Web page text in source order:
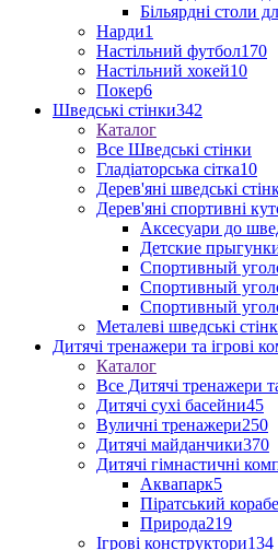
Більярдні столи
Нарди1
Настільний футбол170
Настільний хокей10
Покер6
Шведські стінки342
Каталог
Все Шведські стінки
Гладіаторська сітка10
Дерев'яні шведські
Дерев'яні спортивні
Аксесуари до
Детские
Спортивный
Спортивный
Спортивный
Металеві шведські
Дитячі тренажери та ігрові
Каталог
Все Дитячі тренажери
Дитячі сухі басейни45
Вуличні тренажери250
Дитячі майданчики370
Дитячі гімнастичні
Аквапарк5
Піратський
Природа219
Ігрові конструктори134